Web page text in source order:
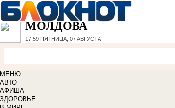
МОЛДОВА
17:59 ПЯТНИЦА, 07 АВГУСТА
МЕНЮ
АВТО
АФИША
ЗДОРОВЬЕ